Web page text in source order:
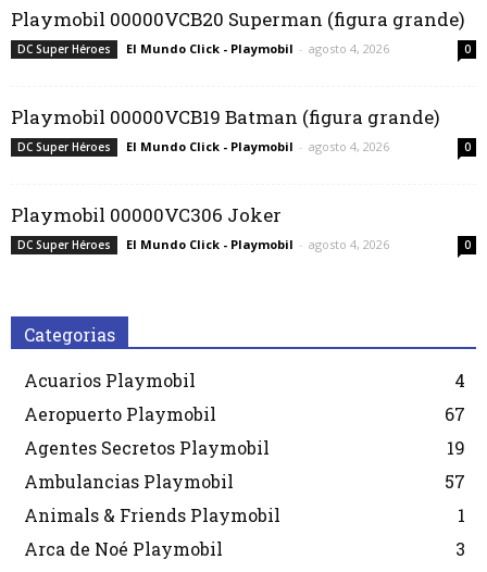
Playmobil 00000VCB20 Superman (figura grande)
DC Super Héroes El Mundo Click - Playmobil - agosto 4, 2026 0
Playmobil 00000VCB19 Batman (figura grande)
DC Super Héroes El Mundo Click - Playmobil - agosto 4, 2026 0
Playmobil 00000VC306 Joker
DC Super Héroes El Mundo Click - Playmobil - agosto 4, 2026 0
Categorias
Acuarios Playmobil
4
Aeropuerto Playmobil
67
Agentes Secretos Playmobil
19
Ambulancias Playmobil
57
Animals & Friends Playmobil
1
Arca de Noé Playmobil
3